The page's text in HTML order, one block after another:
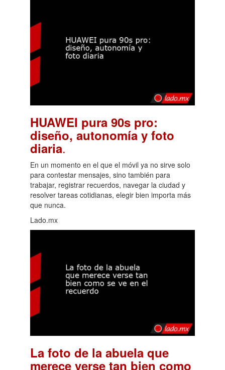
HUAWEI pura 90s pro:
diseño, autonomía y foto
diaria.
En un momento en el que el móvil ya no sirve solo
para contestar mensajes, sino también para
trabajar, registrar recuerdos, navegar la ciudad y
resolver tareas cotidianas, elegir bien importa más
que nunca.
Lado.mx
La foto de la abuela que
merece verse tan bien como